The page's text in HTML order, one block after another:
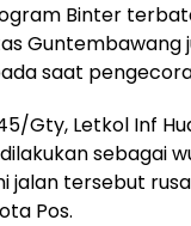
Binter
Guntembawang
saat
Gty, Letkol Inf
sebagai
jalan tersebut
Pos.